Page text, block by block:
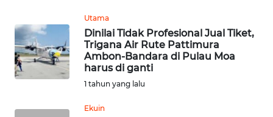
Utama
Dinilai Tidak Profesional Jual Tiket,
Trigana Air Rute Pattimura
Ambon-Bandara di Pulau Moa
harus di ganti
1 tahun yang lalu
Ekuin
PAPUA
WN